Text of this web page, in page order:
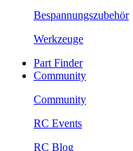
Bespannungszubehör
Werkzeuge
Part Finder
Community
Community
RC Events
RC Blog